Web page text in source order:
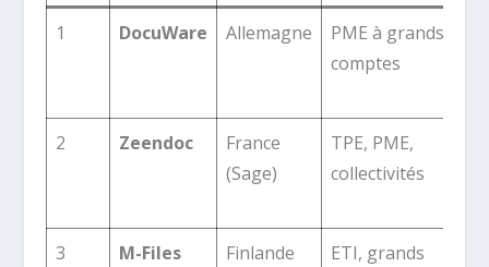
1 DocuWare Allemagne
PME à grands
comptes
2 Zeendoc
France
(Sage)
TPE, PME,
collectivités
3 M-Files Finlande
ETI, grands